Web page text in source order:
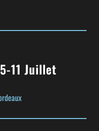
11 Juillet